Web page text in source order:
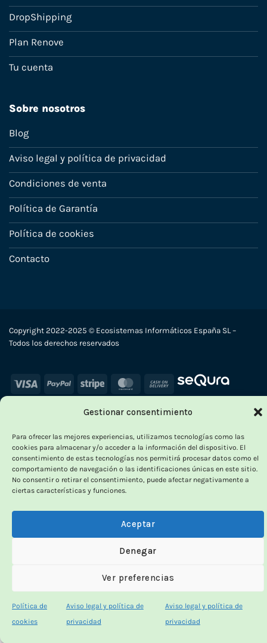
Gestionar consentimiento
Para ofrecer las mejores experiencias, utilizamos tecnologías como las
cookies para almacenar y/o acceder a la información del dispositivo. El
consentimiento de estas tecnologías nos permitirá procesar datos como el
comportamiento de navegación o las identificaciones únicas en este sitio.
No consentir o retirar el consentimiento, puede afectar negativamente a
ciertas características y funciones.
Aceptar
Denegar
Ver preferencias
Política de
cookies
Aviso legal y política de
privacidad
Aviso legal y política de
privacidad
DropShipping
Plan Renove
Tu cuenta
Sobre nosotros
Blog
Aviso legal y política de privacidad
Condiciones de venta
Política de Garantía
Política de cookies
Contacto
Copyright 2022-2025 © Ecosistemas Informáticos España SL –
Todos los derechos reservados
Visa PayPal Stripe MasterCard
Cash
On
Delivery
×
OUTLET VORPC
Calidad probada,
precios imbatibles
100% funcionalesy con
bajo!
100% funcionales · revisados